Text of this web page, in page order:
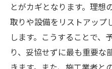
とがカギとなります。理想
取りや設備をリストアップ
します。こうすることで、
り、妥協せずに最も重要な